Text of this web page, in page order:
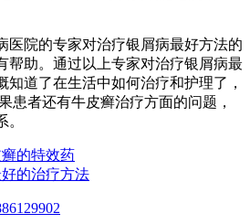
医院的专家对治疗银屑病最好方法的
帮助。通过以上专家对治疗银屑病最
知道了在生活中如何治疗和护理了，
患者还有牛皮癣治疗方面的问题，
的特效药
的治疗方法